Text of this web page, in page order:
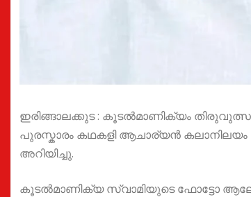
ഇരിങ്ങാലക്കുട : കൂടൽമാണിക്യം
പുരസ്കാരം കഥകളി ആചാര്യൻ കലാനിലയം
അറിയിച്ചു.
കൂടൽമാണിക്യ സ്വാമിയുടെ ഫോട്ടോ